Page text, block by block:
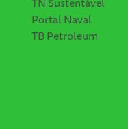
Portal Naval
TB Petroleum